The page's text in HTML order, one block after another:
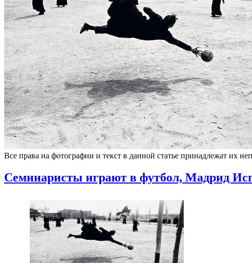
Все права на фотографии и текст в данной статье принадлежат их
Семинаристы играют в футбол, Мадрид